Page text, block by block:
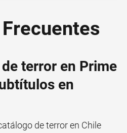
terror en Prime
en
de terror en Chile